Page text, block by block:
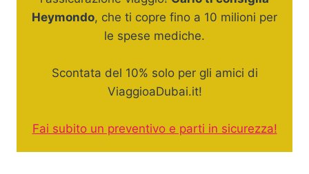
Heymondo, che ti copre fino a 10 milioni per
le spese mediche.
Scontata del 10% solo per gli amici di
ViaggioaDubai.it!
Fai subito un preventivo e parti in sicurezza!